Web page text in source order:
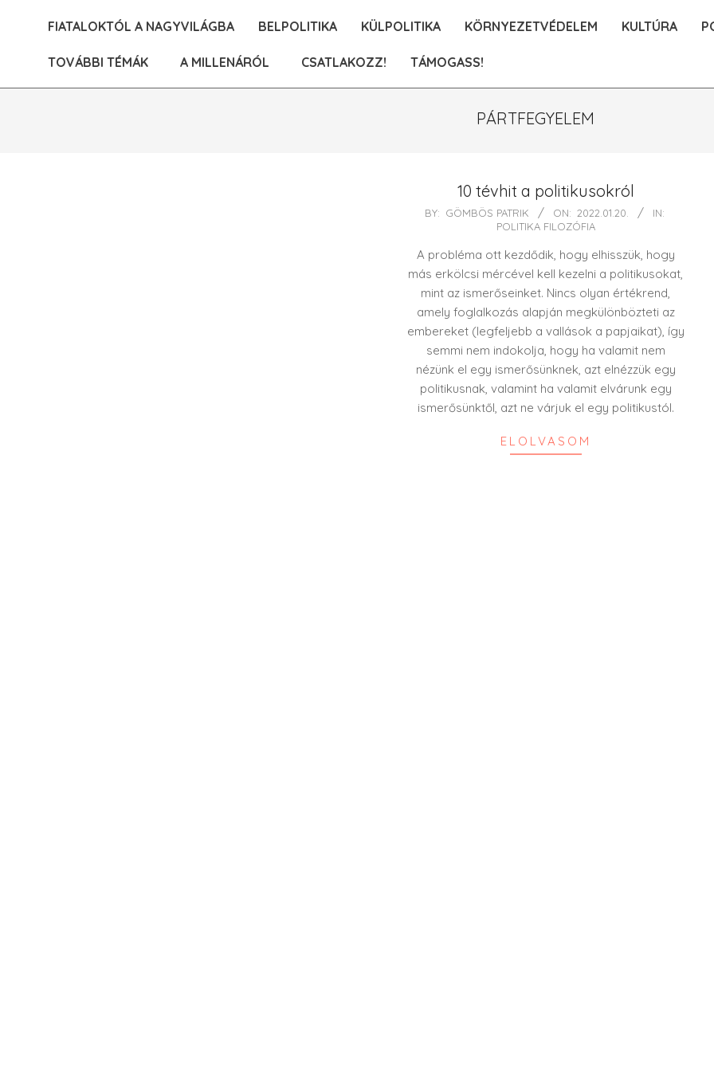
FIATALOKTÓL A NAGYVILÁGBA BELPOLITIKA KÜLPOLITIKA KÖRNYEZETVÉDELEM KULTÚRA
TOVÁBBI TÉMÁK A MILLENÁRÓL CSATLAKOZZ! TÁMOGASS!
PÁRTFEGYELEM
10 tévhit a politikusokról
2022-
BY: GÖMBÖS PATRIK ON: 2022.01.20.
IN:
POLITIKA FILOZÓFIA
A probléma ott kezdődik, hogy elhisszük, hogy
más erkölcsi mércével kell kezelni a politikusokat,
mint az ismerőseinket. Nincs olyan értékrend,
amely foglalkozás alapján megkülönbözteti az
embereket (legfeljebb a vallások a papjaikat), így
semmi nem indokolja, hogy ha valamit nem
nézünk el egy ismerősünknek, azt elnézzük egy
politikusnak, valamint ha valamit elvárunk egy
ismerősünktől, azt ne várjuk el egy politikustól.
ELOLVASOM